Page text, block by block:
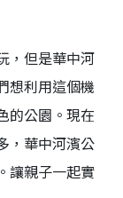
，但是華中河
想利用這個機
的公園。現在
，華中河濱公
讓親子一起實